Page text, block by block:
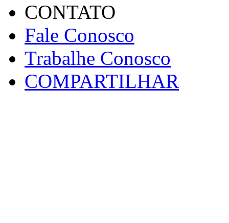
CONTATO
Fale Conosco
Trabalhe Conosco
COMPARTILHAR